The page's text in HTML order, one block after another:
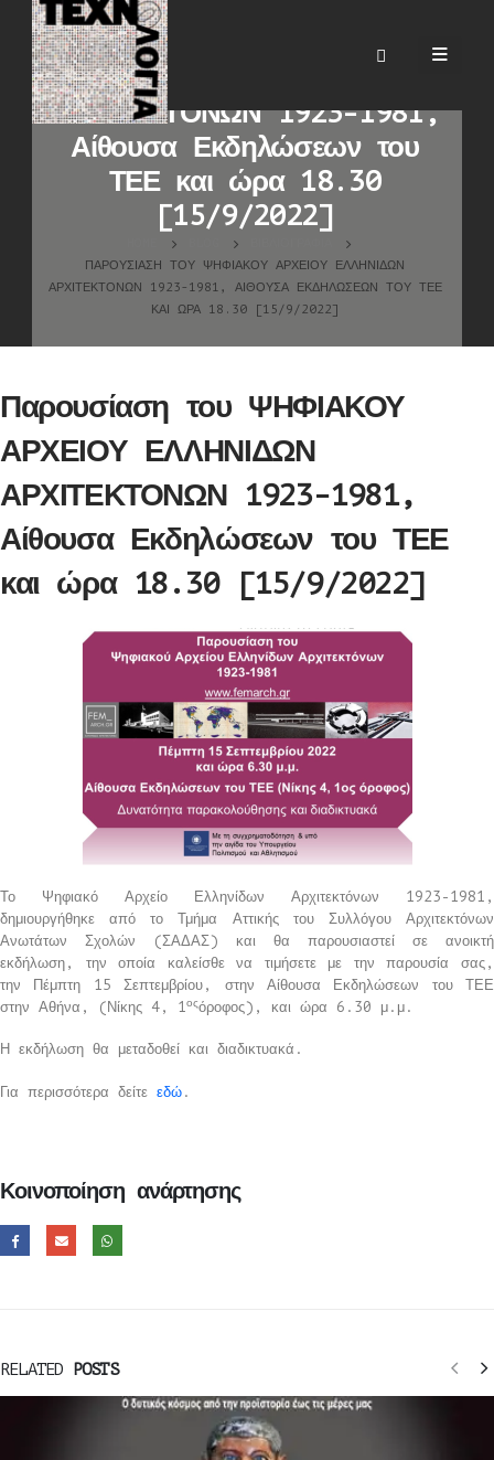
Παρουσίαση του ΨΗΦΙΑΚΟΥ
ΑΡΧΕΙΟΥ ΕΛΛΗΝΙΔΩΝ
ΑΡΧΙΤΕΚΤΟΝΩΝ 1923-1981,
Αίθουσα Εκδηλώσεων του
ΤΕΕ και ώρα 18.30
[15/9/2022]
ΠΑΡΟΥΣΊΑΣΗ ΤΟΥ ΨΗΦΙΑΚΟΥ ΑΡΧΕΙΟΥ ΕΛΛΗΝΙΔΩΝ
ΑΡΧΙΤΕΚΤΟΝΩΝ 1923-1981, ΑΊΘΟΥΣΑ ΕΚΔΗΛΏΣΕΩΝ ΤΟΥ ΤΕΕ
ΚΑΙ ΏΡΑ 18.30 [15/9/2022]
Παρουσίαση του ΨΗΦΙΑΚΟΥ
ΑΡΧΕΙΟΥ ΕΛΛΗΝΙΔΩΝ
ΑΡΧΙΤΕΚΤΟΝΩΝ 1923-1981,
Αίθουσα Εκδηλώσεων του ΤΕΕ
και ώρα 18.30 [15/9/2022]
Το Ψηφιακό Αρχείο Ελληνίδων Αρχιτεκτόνων 1923-1981,
δημιουργήθηκε από το Τμήμα Αττικής του Συλλόγου Αρχιτεκτόνων
Ανωτάτων Σχολών (ΣΑΔΑΣ) και θα παρουσιαστεί σε ανοικτή
εκδήλωση, την οποία καλείσθε να τιμήσετε με την παρουσία σας,
την Πέμπτη 15 Σεπτεμβρίου, στην Αίθουσα Εκδηλώσεων του ΤΕΕ
στην Αθήνα, (Νίκης 4, 1 οςόροφος), και ώρα 6.30 μ.μ.
Η εκδήλωση θα μεταδοθεί και διαδικτυακά.
Για περισσότερα δείτε εδώ .
Κοινοποίηση ανάρτησης
RELATED POSTS